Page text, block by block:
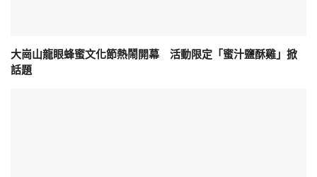
大崗山龍眼蜂蜜文化節熱鬧開幕 活動限定「蜜汁鹽酥雞」掀
話題